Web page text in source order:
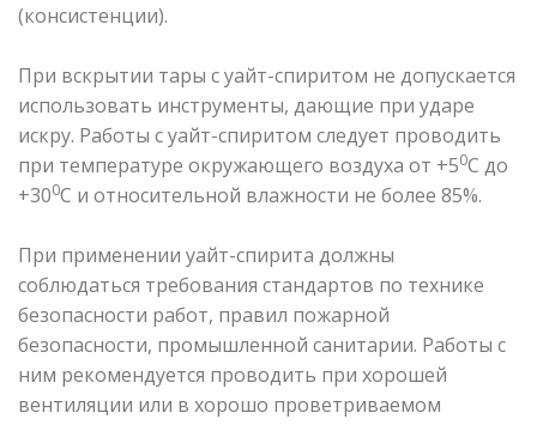
(консистенции).
При вскрытии тары с уайт-спиритом не допускается
использовать инструменты, дающие при ударе
искру. Работы с уайт-спиритом следует проводить
при температуре окружающего воздуха от +50С до
+300С и относительной влажности не более 85%.
При применении уайт-спирита должны
соблюдаться требования стандартов по технике
безопасности работ, правил пожарной
безопасности, промышленной санитарии. Работы с
ним рекомендуется проводить при хорошей
вентиляции или в хорошо проветриваемом